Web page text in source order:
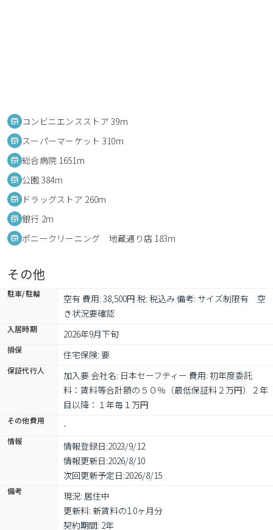
コンビニエンスストア 39m
スーパーマーケット 310m
総合病院 1651m
公園 384m
ドラッグストア 260m
銀行 2m
ポニークリーニング 地蔵通り店 183m
その他
駐車/駐輪
空有 費用: 38,500円 税: 税込み 備考: サイズ制限有　空
き状況要確認
入居時期 2026年9月下旬
損保 住宅保険: 要
保証代行人
加入要 会社名: 日本セーフティー 費用: 初年度委託
料：賃料等合計額の５０％（最低保証料２万円）２年
目以降：１年毎１万円
その他費用 -
情報 情報登録日:2023/9/12
情報更新日:2026/8/10
次回更新予定日:2026/8/15
備考
現況: 居住中
更新料: 新賃料の1.0ヶ月分
契約期間: 2年